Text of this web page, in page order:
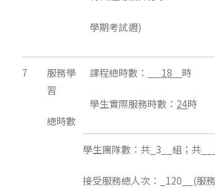
學期考試週)
7
服務學
習
總時數
課程總時數： 18 時
學生實際服務時數： 24時
學生團隊數：共_3__組；共
接受服務總人次：_120__(服